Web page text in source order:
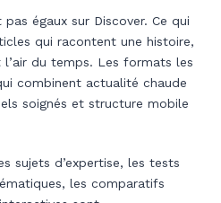
égaux sur Discover. Ce qui
qui racontent une histoire,
du temps. Les formats les
combinent actualité chaude
soignés et structure mobile
sujets d’expertise, les tests
les comparatifs